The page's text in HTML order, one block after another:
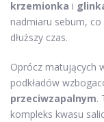
krzemionka i
nadmiaru sebum,
dłuższy czas.
Oprócz matujących
podkładów
przeciwzapalnym.
kompleks kwasu